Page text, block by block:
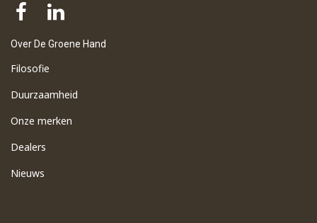
Over De Groene Hand
Filosofie
Duurzaamheid
Onze merken
Dealers
Nieuws